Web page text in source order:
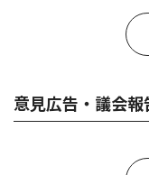
意見広告・議会報